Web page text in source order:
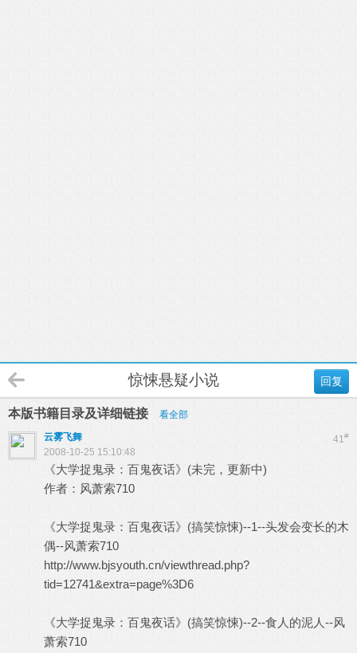
回复
惊悚悬疑小说
本版书籍目录及详细链接 看全部
41#
云雾飞舞
2008-10-25 15:10:48
《大学捉鬼录：百鬼夜话》(未完，更新中)
作者：风萧索710
《大学捉鬼录：百鬼夜话》(搞笑惊悚)--1--头发会变长的木
偶--风萧索710
http://www.bjsyouth.cn/viewthread.php?
tid=12741&extra=page%3D6
《大学捉鬼录：百鬼夜话》(搞笑惊悚)--2--食人的泥人--风
萧索710